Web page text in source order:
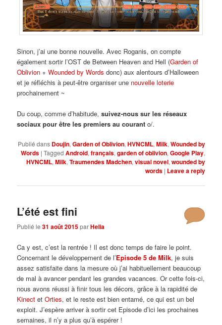
Sinon, j’ai une bonne nouvelle. Avec Roganis, on compte
également sortir l’OST de Between Heaven and Hell (Garden of
Oblivion +Wounded by Words donc) aux alentours d’Halloween
et je réfléchis à peut-être organiser une nouvelle loterie
prochainement ~
Du coup, comme d’habitude,suivez-nous sur les réseaux
sociaux pour être les premiers au courant o/.
Publié dans Doujin, Garden of Oblivion, HVNCML, Milk, Wounded by
Words | Tagged Android, français, garden of oblivion, Google Play,
HVNCML, Milk, Traumendes Madchen, visual novel, wounded by
words | Leave a reply
L’été est fini
Publié le31 août 2015parHelia
Ca y est, c’est la rentrée ! Il est donc temps de faire le point.
Concernant le développement de l’Episode 5 de Milk, je suis
assez satisfaite dans la mesure où j’ai habituellement beaucoup
de mal à avancer pendant les grandes vacances. Or cette fois-ci,
nous avons réussi à finir tous les décors, grâce à la rapidité de
Kinect etOrties, et le reste est bien entamé, ce qui est un bel
exploit. J’espère arriver à sortir cet Episode d’ici les prochaines
semaines, il n’y a plus qu’à espérer !